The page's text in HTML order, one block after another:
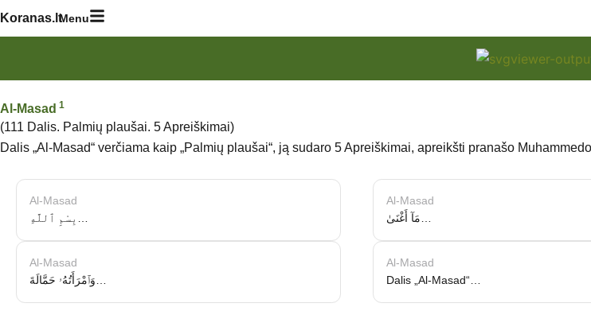
Skip
Koranas.ltMenu
Al-Masad 1
(111 Dalis. Palmių plaušai. 5 Apreiškimai)
Dalis „Al-Masad“ verčiama kaip „Palmių plaušai“, ją sudaro 5 Apreiškimai, apreikšti pranašo
Al-Masad Al-Masad
Al-Masad Al-Masad
Dalis „Al-Masad“…